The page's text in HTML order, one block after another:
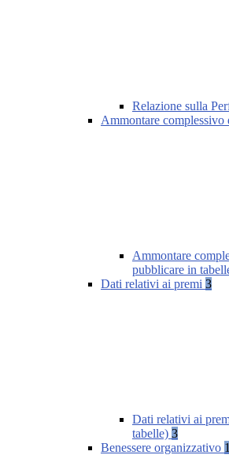
Relazione sulla
Ammontare complessivo
Ammontare
pubblicare in
Dati relativi ai premi 3
Dati relativi ai
tabelle) 3
Benessere organizzativo 1